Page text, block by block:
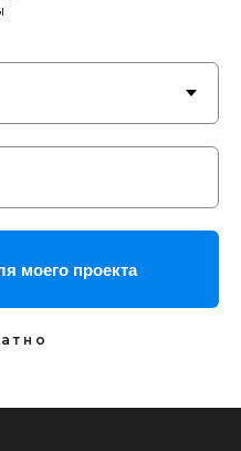
моего проекта